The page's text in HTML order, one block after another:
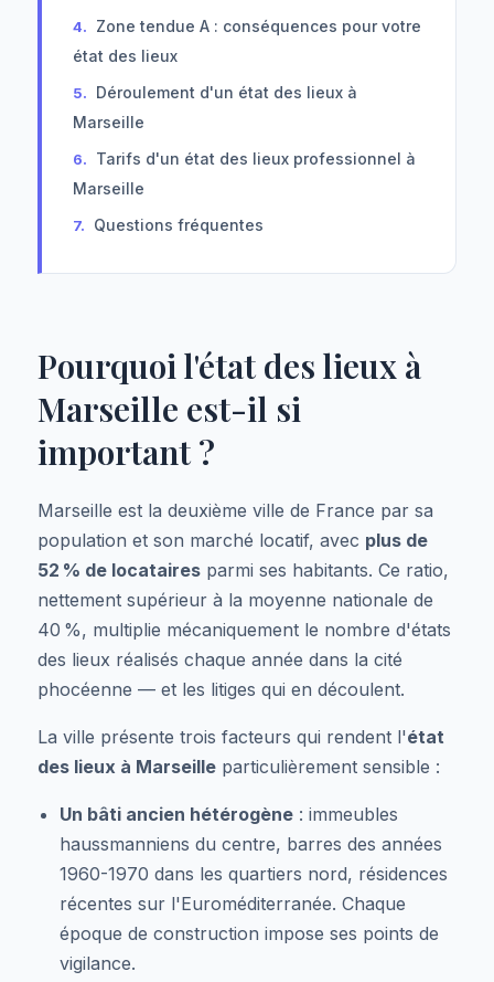
Zone tendue A : conséquences pour votre
état des lieux
Déroulement d'un état des lieux à
Marseille
Tarifs d'un état des lieux professionnel à
Marseille
Questions fréquentes
Pourquoi l'état des lieux à
Marseille est-il si
important ?
Marseille est la deuxième ville de France par sa
population et son marché locatif, avec plus de
52 % de locataires parmi ses habitants. Ce ratio,
nettement supérieur à la moyenne nationale de
40 %, multiplie mécaniquement le nombre d'états
des lieux réalisés chaque année dans la cité
phocéenne — et les litiges qui en découlent.
La ville présente trois facteurs qui rendent l'état
des lieux à Marseille particulièrement sensible :
Un bâti ancien hétérogène : immeubles
haussmanniens du centre, barres des années
1960-1970 dans les quartiers nord, résidences
récentes sur l'Euroméditerranée. Chaque
époque de construction impose ses points de
vigilance.